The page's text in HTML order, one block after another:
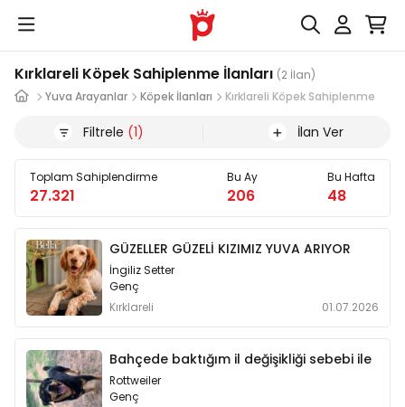
Kırklareli Köpek Sahiplenme İlanları (2 İlan)
Yuva Arayanlar
Köpek İlanları Kırklareli Köpek Sahiplenme
Filtrele (1) İlan Ver
Toplam Sahiplendirme
27.321
Bu Ay
206
Bu Hafta
48
GÜZELLER GÜZELİ KIZIMIZ YUVA ARIYOR
İngiliz Setter
Genç
Kırklareli
01.07.2026
Bahçede baktığım il değişikliği sebebi ile
Rottweiler
Genç